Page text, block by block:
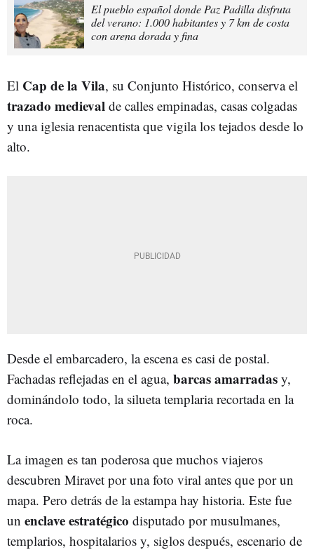
El pueblo español donde Paz Padilla disfruta
del verano: 1.000 habitantes y 7 km de costa
con arena dorada y fina
El Cap de la Vila, su Conjunto Histórico, conserva el
trazado medieval de calles empinadas, casas colgadas
y una iglesia renacentista que vigila los tejados desde lo
alto.
Desde el embarcadero, la escena es casi de postal.
Fachadas reflejadas en el agua, barcas amarradas y,
dominándolo todo, la silueta templaria recortada en la
roca.
La imagen es tan poderosa que muchos viajeros
descubren Miravet por una foto viral antes que por un
mapa. Pero detrás de la estampa hay historia. Este fue
un enclave estratégico disputado por musulmanes,
templarios, hospitalarios y, siglos después, escenario de